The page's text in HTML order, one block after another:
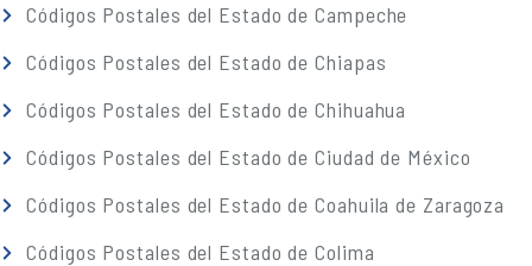
Códigos Postales del Estado de Campeche
Códigos Postales del Estado de Chiapas
Códigos Postales del Estado de Chihuahua
Códigos Postales del Estado de Ciudad de México
Códigos Postales del Estado de Coahuila de Zaragoza
Códigos Postales del Estado de Colima